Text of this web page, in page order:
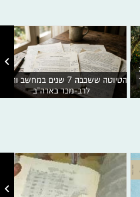

מאחורי הצנצנת: מדוע רכישה ישירה
מהמכוורת היא הדרך הבטוחה ביותר
לרב-מכר בארה"ב
